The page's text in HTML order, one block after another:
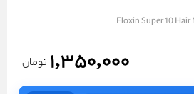
Eloxin Super 10
1,350,000 تومان